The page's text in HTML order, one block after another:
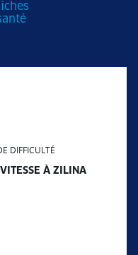
DIFFICULTÉ
À ZILINA